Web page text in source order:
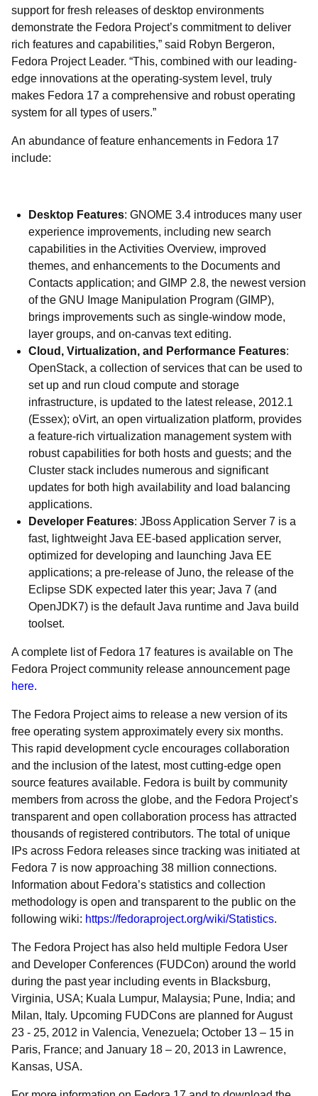
support for fresh releases of desktop environments
demonstrate the Fedora Project’s commitment to deliver
rich features and capabilities,” said Robyn Bergeron,
Fedora Project Leader. “This, combined with our leading-
edge innovations at the operating-system level, truly
makes Fedora 17 a comprehensive and robust operating
system for all types of users.”
An abundance of feature enhancements in Fedora 17
include:
Desktop Features: GNOME 3.4 introduces many user
experience improvements, including new search
capabilities in the Activities Overview, improved
themes, and enhancements to the Documents and
Contacts application; and GIMP 2.8, the newest version
of the GNU Image Manipulation Program (GIMP),
brings improvements such as single-window mode,
layer groups, and on-canvas text editing.
Cloud, Virtualization, and Performance Features:
OpenStack, a collection of services that can be used to
set up and run cloud compute and storage
infrastructure, is updated to the latest release, 2012.1
(Essex); oVirt, an open virtualization platform, provides
a feature-rich virtualization management system with
robust capabilities for both hosts and guests; and the
Cluster stack includes numerous and significant
updates for both high availability and load balancing
applications.
Developer Features: JBoss Application Server 7 is a
fast, lightweight Java EE-based application server,
optimized for developing and launching Java EE
applications; a pre-release of Juno, the release of the
Eclipse SDK expected later this year; Java 7 (and
OpenJDK7) is the default Java runtime and Java build
toolset.
A complete list of Fedora 17 features is available on The
Fedora Project community release announcement page
here.
The Fedora Project aims to release a new version of its
free operating system approximately every six months.
This rapid development cycle encourages collaboration
and the inclusion of the latest, most cutting-edge open
source features available. Fedora is built by community
members from across the globe, and the Fedora Project’s
transparent and open collaboration process has attracted
thousands of registered contributors. The total of unique
IPs across Fedora releases since tracking was initiated at
Fedora 7 is now approaching 38 million connections.
Information about Fedora’s statistics and collection
methodology is open and transparent to the public on the
following wiki: https://fedoraproject.org/wiki/Statistics.
The Fedora Project has also held multiple Fedora User
and Developer Conferences (FUDCon) around the world
during the past year including events in Blacksburg,
Virginia, USA; Kuala Lumpur, Malaysia; Pune, India; and
Milan, Italy. Upcoming FUDCons are planned for August
23 ‑ 25, 2012 in Valencia, Venezuela; October 13 – 15 in
Paris, France; and January 18 – 20, 2013 in Lawrence,
Kansas, USA.